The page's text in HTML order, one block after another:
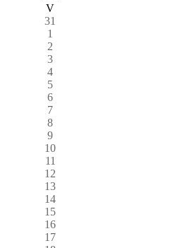
V
31
1
2
3
4
5
6
7
8
9
10
11
12
13
14
15
16
17